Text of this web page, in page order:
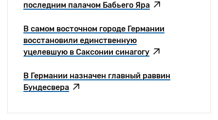
последним палачом Бабьего Яра
В самом восточном городе Германии
восстановили единственную
уцелевшую в Саксонии синагогу
В Германии назначен главный раввин
Бундесвера